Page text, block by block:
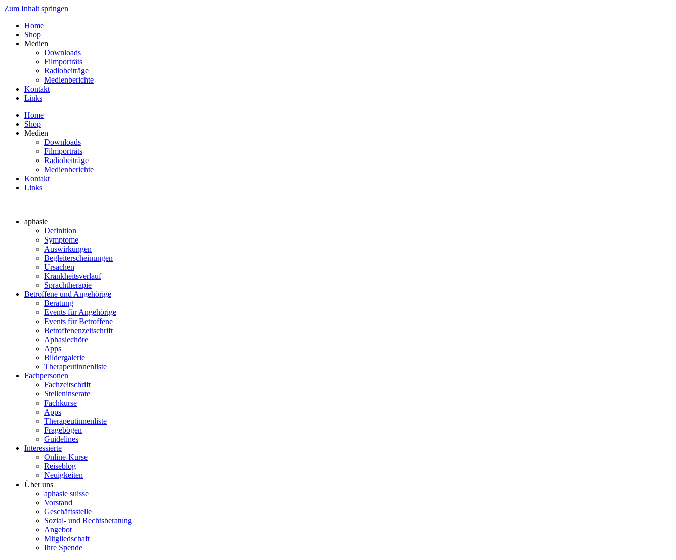
Zum Inhalt springen
Home
Shop
Medien
Downloads
Filmporträts
Radiobeiträge
Medienberichte
Kontakt
Links
Home
Shop
Medien
Downloads
Filmporträts
Radiobeiträge
Medienberichte
Kontakt
Links
aphasie
Definition
Symptome
Auswirkungen
Begleiterscheinungen
Ursachen
Krankheitsverlauf
Sprachtherapie
Betroffene und Angehörige
Beratung
Events für Angehörige
Events für Betroffene
Betroffenenzeitschrift
Aphasiechöre
Apps
Bildergalerie
Therapeutinnenliste
Fachpersonen
Fachzeitschrift
Stelleninserate
Fachkurse
Apps
Therapeutinnenliste
Fragebögen
Guidelines
Interessierte
Online-Kurse
Reiseblog
Neuigkeiten
Über uns
aphasie suisse
Vorstand
Geschäftsstelle
Sozial- und Rechtsberatung
Angebot
Mitgliedschaft
Ihre Spende